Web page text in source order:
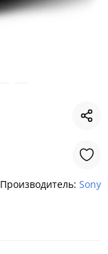
Производитель: Sony